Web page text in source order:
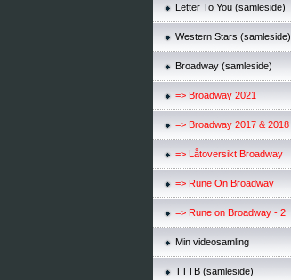
Letter To You (samleside)
Western Stars (samleside)
Broadway (samleside)
=> Broadway 2021
=> Broadway 2017 & 2018
=> Låtoversikt Broadway
=> Rune On Broadway
=> Rune on Broadway - 2
Min videosamling
TTTB (samleside)